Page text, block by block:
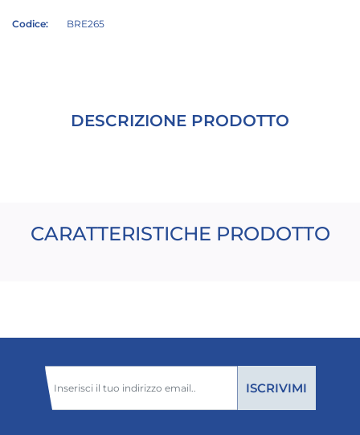
Codice: BRE265
DESCRIZIONE PRODOTTO
CARATTERISTICHE PRODOTTO